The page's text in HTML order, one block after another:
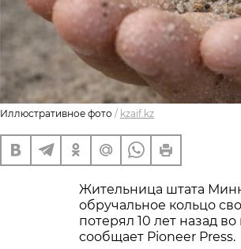
Иллюстративное фото / kzaif.kz
Жительница штата
обручальное кольцо
потерял 10 лет назад
сообщает Pioneer Press.